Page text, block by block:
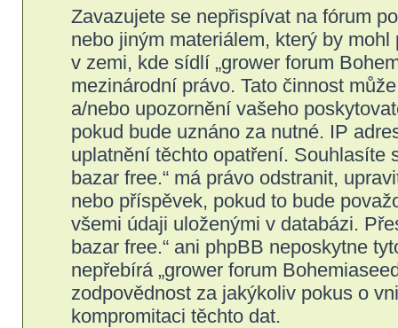
Zavazujete se nepřispívat na fórum
nebo jiným materiálem, který by
v zemi, kde sídlí „grower forum
mezinárodní právo. Tato činnost
a/nebo upozornění vašeho
pokud bude uznáno za nutné. IP
uplatnění těchto opatření. Souhlasíte
bazar free.“ má právo odstranit,
nebo příspěvek, pokud to bude
všemi údaji uloženými v databázi.
bazar free.“ ani phpBB neposkytne
nepřebírá „grower forum
zodpovědnost za jakýkoliv pokus o
kompromitaci těchto dat.